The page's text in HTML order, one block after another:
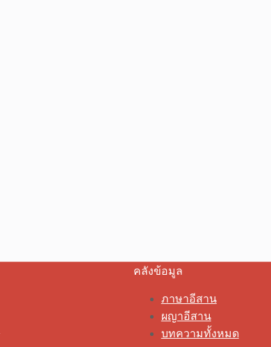
คลังข้อมูล
ภาษาอีสาน
ผญาอีสาน
บทความทั้งหมด